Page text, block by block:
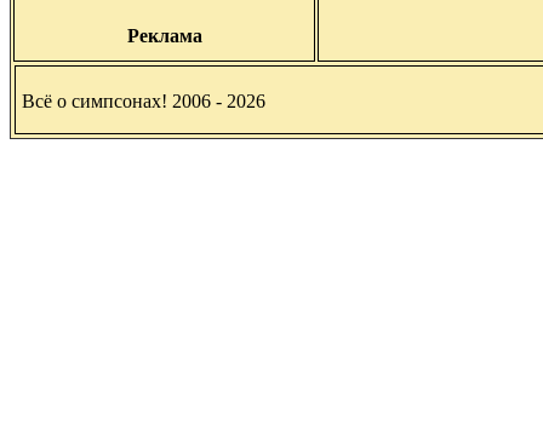
Реклама
Всё о симпсонах! 2006 - 2026